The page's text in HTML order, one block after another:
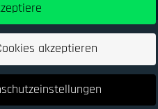
akzeptieren